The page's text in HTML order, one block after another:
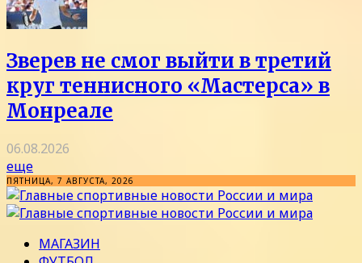
Зверев не смог выйти в третий
круг теннисного «Мастерса» в
Монреале
06.08.2026
еще
ПЯТНИЦА, 7 АВГУСТА, 2026
МАГАЗИН